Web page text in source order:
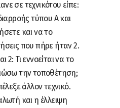
σε τεχνικότου είπε:
τύπου Α και
και να το
που πήρε ήταν 2.
2: Τι εννοείται να το
την τοποθέτηση;
άλλον τεχνικό.
και η έλλειψη